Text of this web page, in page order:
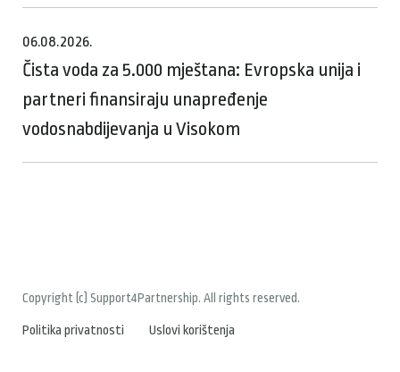
06.08.2026.
Čista voda za 5.000 mještana: Evropska unija i
partneri finansiraju unapređenje
vodosnabdijevanja u Visokom
Copyright (c) Support4Partnership. All rights reserved.
Politika privatnosti Uslovi korištenja